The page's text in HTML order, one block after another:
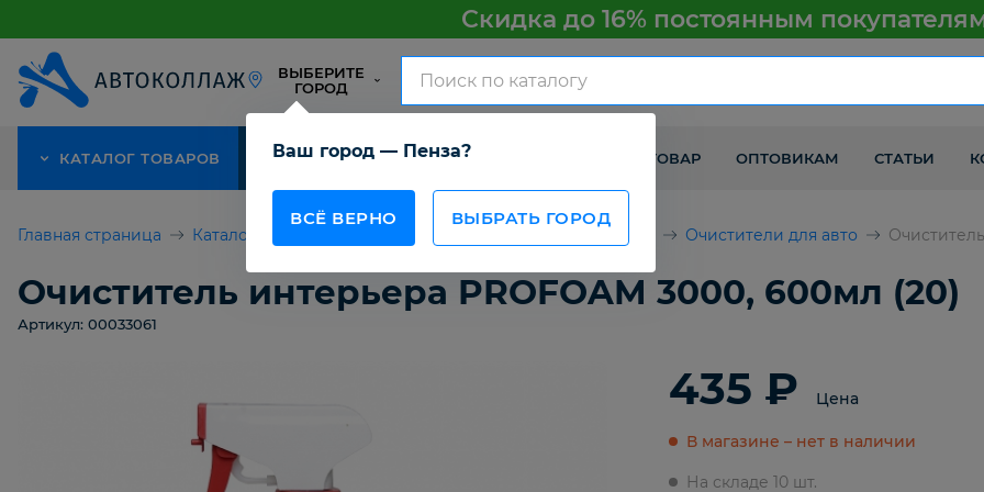
Скидка до 16% постоянным
ВЫБЕРИТЕ
ГОРОД
Ваш город — Пенза?
ВСЁ ВЕРНО ВЫБРАТЬ ГОРОД
КАТАЛОГ ТОВАРОВ АКЦИЯ О КОМПАНИИ КАК ПОЛУЧИТЬ ТОВАР ОПТОВИКАМ СТАТЬИ
Главная страница Каталог товаров Очистители для авто
Очиститель интерьера PROFOAM 3000, 600мл (20)
Артикул: 00033061
435 ₽ Цена
В магазине – нет в наличии
На складе 10 шт.